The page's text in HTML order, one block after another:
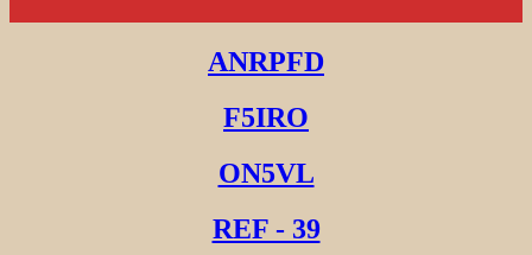
ANRPFD
F5IRO
ON5VL
REF - 39